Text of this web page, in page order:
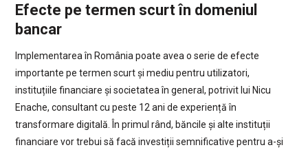
Efecte pe termen scurt în domeniul
bancar
Implementarea în România poate avea o serie de efecte
importante pe termen scurt și mediu pentru utilizatori,
instituțiile financiare și societatea în general, potrivit lui Nicu
Enache, consultant cu peste 12 ani de experiență în
transformare digitală. În primul rând, băncile și alte instituții
financiare vor trebui să facă investiții semnificative pentru a-și